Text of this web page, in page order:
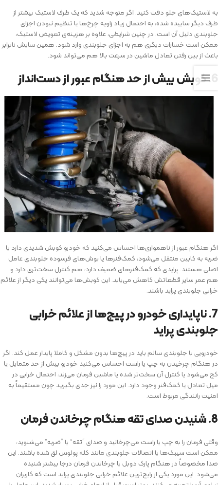
به لاستیک‌های جلو دقت کنید. اگر متوجه شدید که یک طرف لاستیک بیشتر از
طرف دیگر ساییده شده، به احتمال زیاد زاویه چرخ‌ها یا تنظیم نبودن اجزای
جلوبندی دلیل آن است. در چنین شرایطی، علاوه بر هزینه‌ی تعویض لاستیک،
ممکن است خسارات دیگری هم به اجزای جلوبندی وارد شود. همین سایش نابرابر
باعث از بین رفتن تعادل ماشین در سرعت بالا هم می‌تواند شود.
اگر هنگام عبور از ناهمواری‌ها احساس می‌کنید که خودرو کوبش شدیدی دارد یا
ضربه به کابین منتقل می‌شود، کمک‌فنرها یا بوش‌های فرسوده جلوبندی عامل
اصلی هستند. پرایدی که کمک‌فنرهای ضعیف دارد، هم کنترل سخت‌تری دارد و
هم عمر سایر قطعاتش کاهش می‌یابد. این کوبش‌ها می‌توانند یکی دیگر از علائم
خرابی جلوبندی پراید باشند.
7. ناپایداری خودرو در پیچ‌ها از علائم خرابی
جلوبندی پراید
خودرویی با جلوبندی سالم باید در پیچ‌ها بدون مشکل و کاملا پایدار عمل کند. اگر
در هنگام چرخیدن به چپ یا راست احساس می‌کنید خودرو بیش از حد متمایل یا
کج می‌شود یا کنترل آن سخت‌تر شده یا ماشین فرمان می‌زند، احتمال خرابی در
میل تعادل یا کمک‌فنر وجود دارد. این مورد را نیز جدی بگیرید چون مستقیماً به
امنیت رانندگی مربوط است.
8. شنیدن صدای تقه هنگام چرخاندن فرمان
وقتی فرمان را به چپ یا راست می‌چرخانید و صدای “تقه” یا “ضربه” می‌شنوید،
ممکن است سیبک‌ها یا اتصالات جلوبندی مانند کله پولوس لق شده باشند. این
صدا مخصوصاً در هنگام پارک دوبل یا چرخاندن فرمان درجا بیشتر شنیده
می‌شود. این مورد یکی از رایج‌ترین علائم خرابی جلوبندی پراید است که کاربران